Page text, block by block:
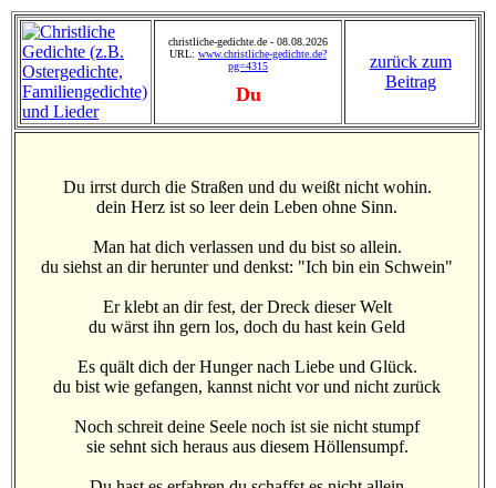
christliche-gedichte.de - 08.08.2026
URL: www.christliche-gedichte.de?
pg=4315
Du
zurück zum
Beitrag
Du irrst durch die Straßen und du weißt nicht wohin.
dein Herz ist so leer dein Leben ohne Sinn.
Man hat dich verlassen und du bist so allein.
du siehst an dir herunter und denkst: "Ich bin ein Schwein"
Er klebt an dir fest, der Dreck dieser Welt
du wärst ihn gern los, doch du hast kein Geld
Es quält dich der Hunger nach Liebe und Glück.
du bist wie gefangen, kannst nicht vor und nicht zurück
Noch schreit deine Seele noch ist sie nicht stumpf
sie sehnt sich heraus aus diesem Höllensumpf.